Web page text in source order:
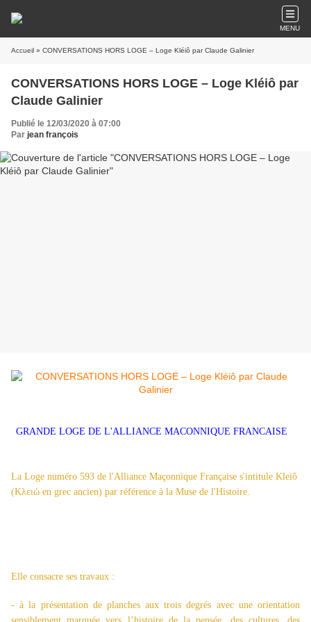
MENU
Accueil » CONVERSATIONS HORS LOGE – Loge Kléiô par Claude Galinier
CONVERSATIONS HORS LOGE – Loge Kléiô par
Claude Galinier
Publié le 12/03/2020 à 07:00
Par jean françois
GRANDE LOGE DE L'ALLIANCE MACONNIQUE FRANCAISE
La Loge numéro 593 de l'Alliance Maçonnique Française s'intitule Kleiô
(Kλειώ en grec ancien) par référence à la Muse de l'Histoire.
Elle consacre ses travaux :
- à la présentation de planches aux trois degrés avec une orientation